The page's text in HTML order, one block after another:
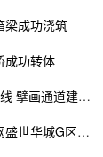
梁成功浇筑
成功转体
广西：规划建设7条铁路线 擘画通道建设蓝图
中铁二十一局四公司西钢盛世华城G区项目顺利通过竣工验收